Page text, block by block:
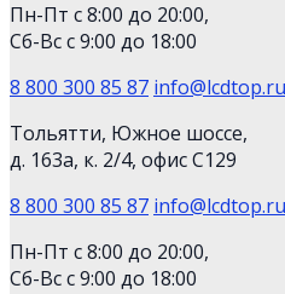
Пн-Пт с 8:00 до 20:00,
Сб-Вс с 9:00 до 18:00
8 800 300 85 87 info@lcdtop.ru
Тольятти, Южное шоссе,
д. 163а, к. 2/4, офис С129
8 800 300 85 87 info@lcdtop.ru
Пн-Пт с 8:00 до 20:00,
Сб-Вс с 9:00 до 18:00